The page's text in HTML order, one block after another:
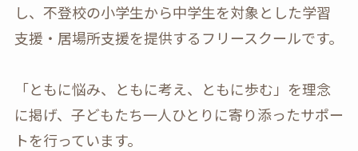
し、不登校の小学生から中学生を対象とした学習
支援・居場所支援を提供するフリースクールです。
「ともに悩み、ともに考え、ともに歩む」を理念
に掲げ、子どもたち一人ひとりに寄り添ったサポー
トを行っています。